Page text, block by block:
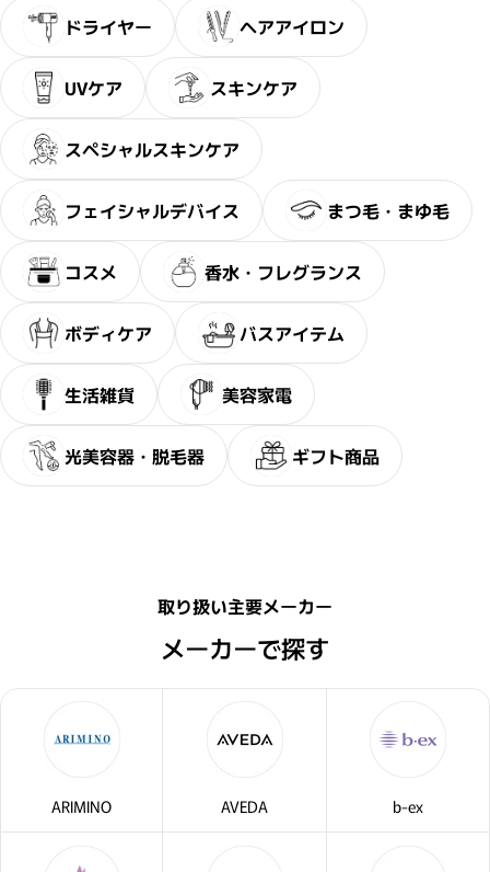
ドライヤー ヘアアイロン
UVケア スキンケア
スペシャルスキンケア
フェイシャルデバイス まつ毛・まゆ毛
コスメ 香水・フレグランス
ボディケア バスアイテム
生活雑貨 美容家電
光美容器・脱毛器 ギフト商品
取り扱い主要メーカー
メーカーで探す
ARIMINO AVEDA b-ex